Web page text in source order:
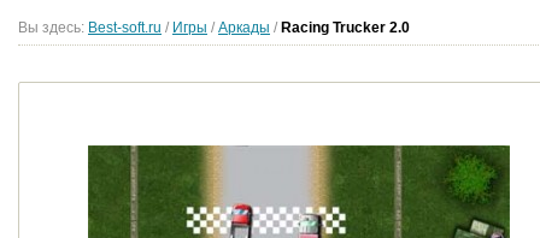
Вы здесь: Best-soft.ru / Игры / Аркады / Racing Trucker 2.0